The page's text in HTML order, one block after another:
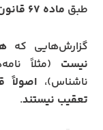
طبق ماده ۶۷ قانون آیین دادرسی کیفری
گزارش‌هایی که
نیست (مثلاً
ناشناس)،اصولاً
تعقیب نیستند.